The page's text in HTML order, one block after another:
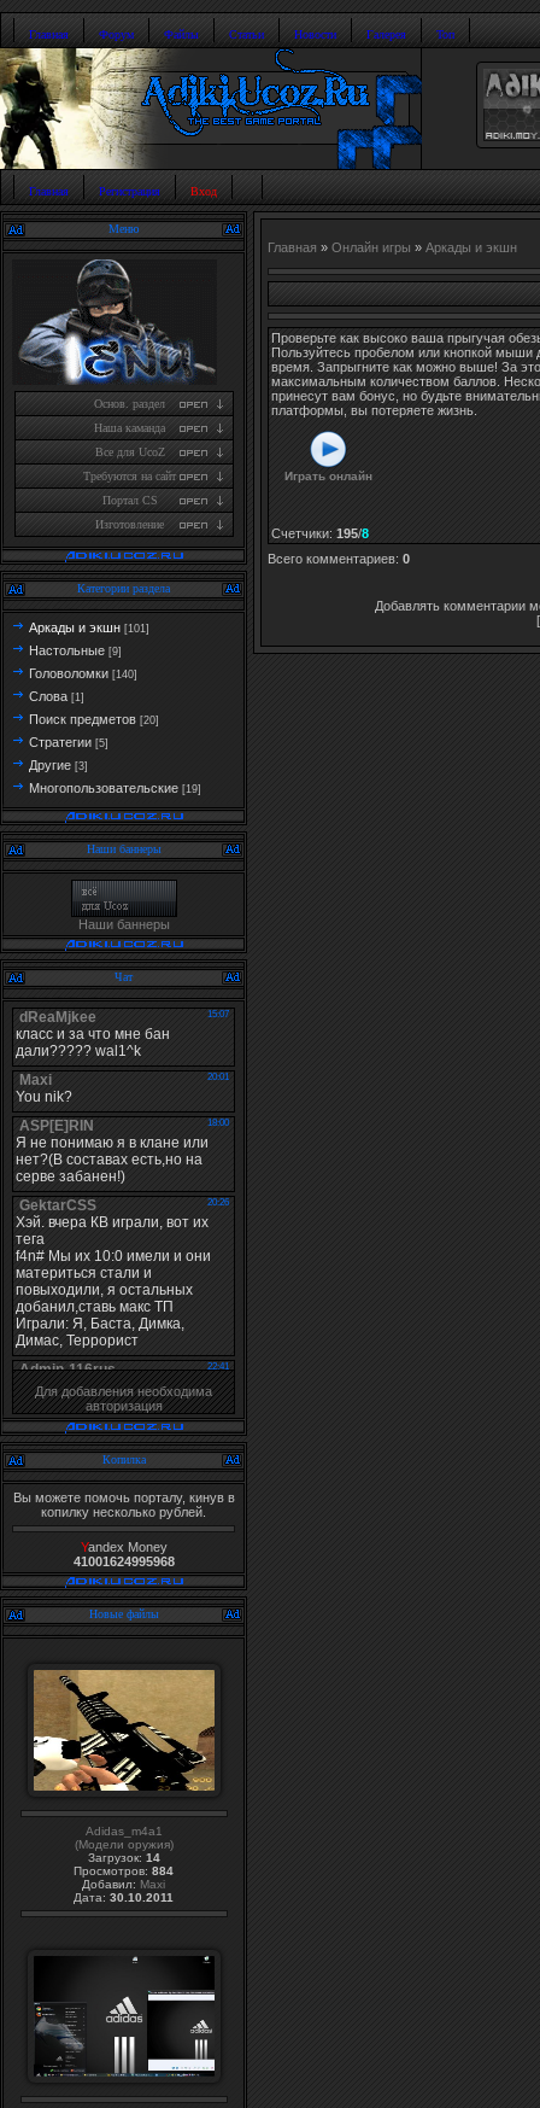
Главная Форум Файлы Статьи Новости Галерея Топ
Главная Регистрация Вход
Меню
Основ. раздел
Наша каманда
Все для UcoZ
Требуются на сайт
Портал CS
Изготовление
Категории раздела
Аркады и экшн [101]
Настольные [9]
Головоломки [140]
Слова [1]
Поиск предметов [20]
Стратегии [5]
Другие [3]
Многопользовательские [19]
Наши баннеры
Наши баннеры
Чат
Для добавления необходима
авторизация
Копилка
Вы можете помочь порталу, кинув в
копилку несколько рублей.
Yandex Money
41001624995968
Новые файлы
Adidas_m4a1
(Модели оружия)
Загрузок: 14
Просмотров: 884
Добавил: Maxi
Дата: 30.10.2011
Главная » Онлайн игры » Аркады и экшн
Проверьте как высоко ваша прыгучая
Пользуйтесь пробелом или кнопкой мыши
время. Запрыгните как можно выше! За
максимальным количеством баллов.
принесут вам бонус, но будьте
платформы, вы потеряете жизнь.
Играть онлайн
Счетчики: 195/8
Всего комментариев: 0
Добавлять комментарии